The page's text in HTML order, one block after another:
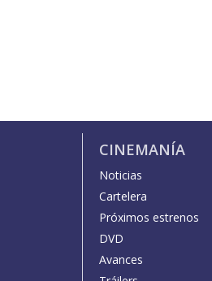
CINEMANÍA
Noticias
Cartelera
Próximos estrenos
DVD
Avances